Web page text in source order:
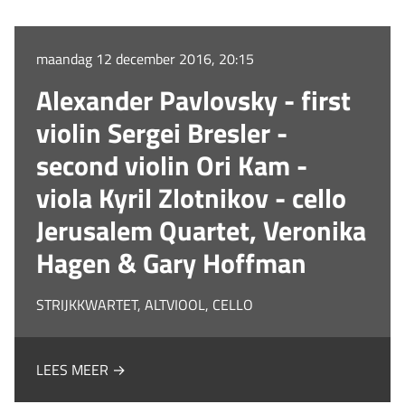
maandag 12 december 2016, 20:15
Alexander Pavlovsky - first
violin Sergei Bresler -
second violin Ori Kam -
viola Kyril Zlotnikov - cello
Jerusalem Quartet, Veronika
Hagen & Gary Hoffman
STRIJKKWARTET, ALTVIOOL, CELLO
LEES MEER →